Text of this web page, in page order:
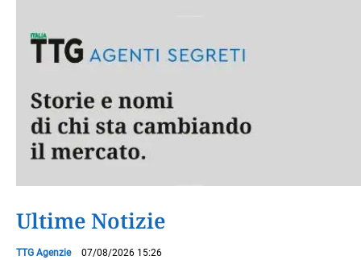
Ultime Notizie
TTG Agenzie 07/08/2026 15:26